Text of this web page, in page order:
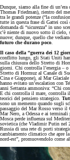
Dunque, siamo alla fine di
Thomas Friedman), rientro del
tra le grandi potenze (“la
tutte in questa frase di Gattei così
domanda di “sicurezza” in uno
c’è niente di nuovo sotto il cielo,
nuove; dunque, quello che
futuro che durano poco
Il caso della “guerra dei 12
conflitto lungo, gli Stati Uniti
sulla chiusura dello Stretto di
giorni. Chi controlla l’energia – o
Stretto di Hormuz al Canale di
Cina e Giappone), al Mar Glaciale
hanno evitato un’escalation con
anni Settanta ammoniva: “Chi
E chi controlla il mare, controlla
teorici del pensiero strategico.
sono un memento quando sugli
passaggio del Mar Rosso verso il
Mar Nero, a Odessa e ai
Mosca perde influenza sul
sovietica (che Vladimir Putin nel
Russia di una rete di porti
cambiamento climatico che apre
nord-est”, promuovendolo come